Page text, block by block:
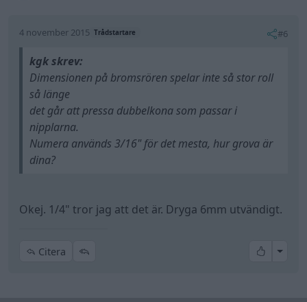
4 november 2015 Trådstartare #6
kgk skrev:
Dimensionen på bromsrören spelar inte så stor roll
så länge
det går att pressa dubbelkona som passar i
nipplarna.
Numera används 3/16" för det mesta, hur grova är
dina?
Okej. 1/4" tror jag att det är. Dryga 6mm utvändigt.
Citera All